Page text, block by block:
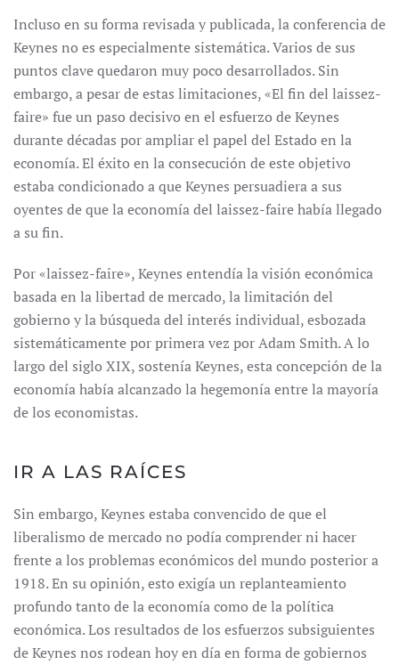
Incluso en su forma revisada y publicada, la conferencia de
Keynes no es especialmente sistemática. Varios de sus
puntos clave quedaron muy poco desarrollados. Sin
embargo, a pesar de estas limitaciones, «El fin del laissez-
faire» fue un paso decisivo en el esfuerzo de Keynes
durante décadas por ampliar el papel del Estado en la
economía. El éxito en la consecución de este objetivo
estaba condicionado a que Keynes persuadiera a sus
oyentes de que la economía del laissez-faire había llegado
a su fin.
Por «laissez-faire», Keynes entendía la visión económica
basada en la libertad de mercado, la limitación del
gobierno y la búsqueda del interés individual, esbozada
sistemáticamente por primera vez por Adam Smith. A lo
largo del siglo XIX, sostenía Keynes, esta concepción de la
economía había alcanzado la hegemonía entre la mayoría
de los economistas.
IR A LAS RAÍCES
Sin embargo, Keynes estaba convencido de que el
liberalismo de mercado no podía comprender ni hacer
frente a los problemas económicos del mundo posterior a
1918. En su opinión, esto exigía un replanteamiento
profundo tanto de la economía como de la política
económica. Los resultados de los esfuerzos subsiguientes
de Keynes nos rodean hoy en día en forma de gobiernos